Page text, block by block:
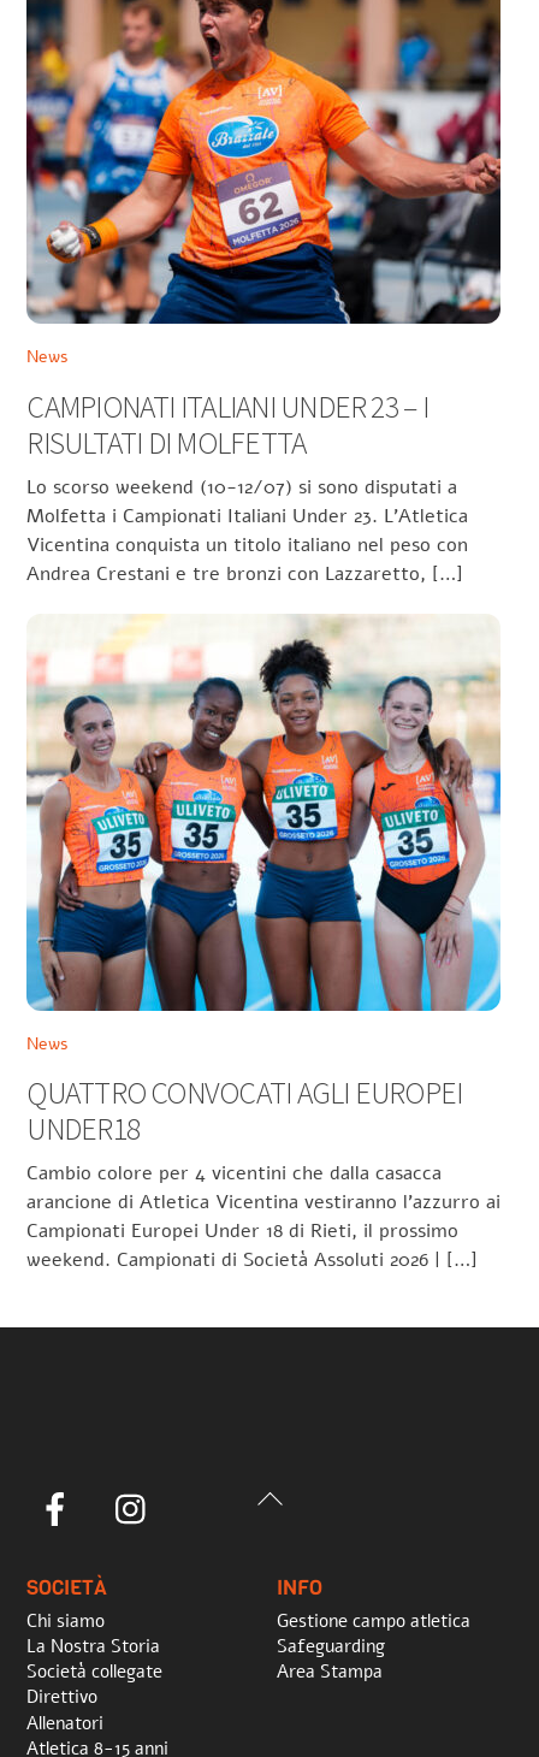
News
CAMPIONATI ITALIANI UNDER 23 – I
RISULTATI DI MOLFETTA
Lo scorso weekend (10-12/07) si sono disputati a
Molfetta i Campionati Italiani Under 23. L’Atletica
Vicentina conquista un titolo italiano nel peso con
Andrea Crestani e tre bronzi con Lazzaretto, […]
News
QUATTRO CONVOCATI AGLI EUROPEI
UNDER18
Cambio colore per 4 vicentini che dalla casacca
arancione di Atletica Vicentina vestiranno l’azzurro ai
Campionati Europei Under 18 di Rieti, il prossimo
weekend. Campionati di Società Assoluti 2026 | […]
Back
Facebook
SOCIETÀ
Chi siamo
La Nostra Storia
Società collegate
Direttivo
Allenatori
Atletica 8-15 anni
INFO
Gestione campo atletica
Safeguarding
Area Stampa